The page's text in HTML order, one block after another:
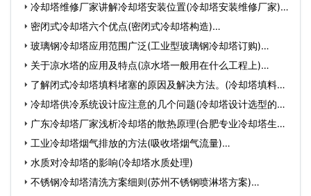
冷却塔维修厂家讲解冷却塔安装位置(冷却塔安装维修厂家)…
密闭式冷却塔六个优点(密闭式冷却塔构造)…
玻璃钢冷却塔应用范围广泛(工业型玻璃钢冷却塔订购)…
关于凉水塔的应用及特点(凉水塔一般用在什么工程上)…
了解闭式冷却塔填料堵塞的原因及解决方法。(冷却塔填料凝
固…冷却塔供冷系统设计应注意的几个问题(冷却塔设计选型的简
单…广东冷却塔厂家浅析冷却塔的散热原理(合肥专业冷却塔生产
厂…工业冷却塔烟气排放的方法(吸收塔烟气流量)…
水质对冷却塔的影响(冷却塔水质处理)
不锈钢冷却塔清洗方案细则(苏州不锈钢喷淋塔方案)…